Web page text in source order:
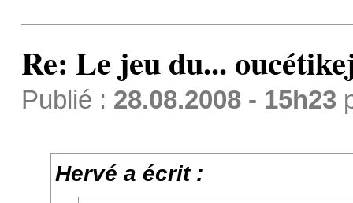
Re: Le jeu du...
Publié : 28.08.2008 - 15h23
Hervé a écrit :